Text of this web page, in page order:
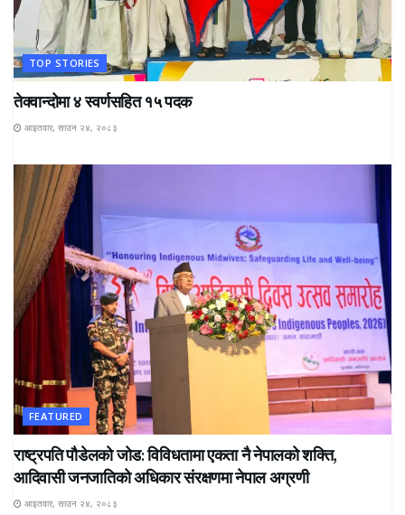
TOP STORIES
तेक्वान्दोमा ४ स्वर्णसहित १५ पदक
आइतवार, साउन २४, २०८३
FEATURED
राष्ट्रपति पौडेलको जोड: विविधतामा एकता नै नेपालको शक्ति,
आदिवासी जनजातिको अधिकार संरक्षणमा नेपाल अग्रणी
आइतवार, साउन २४, २०८३